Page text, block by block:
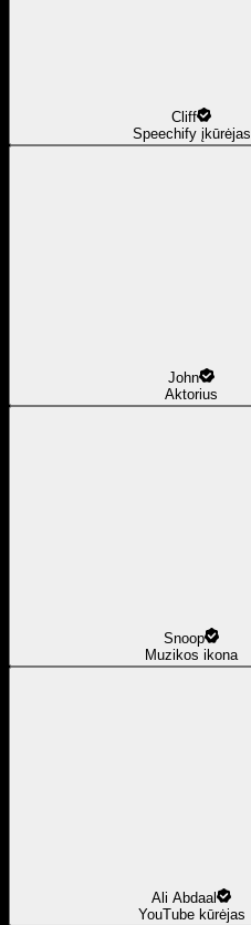
Cliff
Speechify įkūrėjas
John
Aktorius
Snoop
Muzikos ikona
Ali Abdaal
YouTube kūrėjas